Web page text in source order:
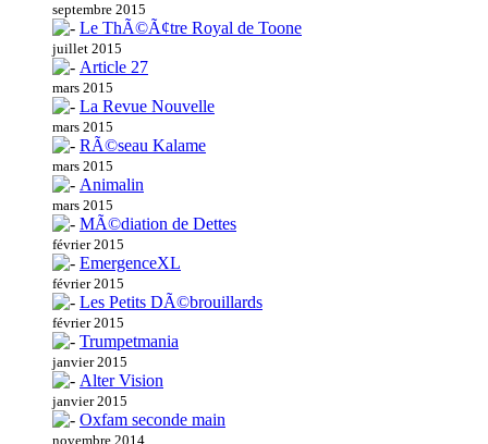
septembre 2015
Le ThÃ©Ã¢tre Royal de Toone
juillet 2015
Article 27
mars 2015
La Revue Nouvelle
mars 2015
RÃ©seau Kalame
mars 2015
Animalin
mars 2015
MÃ©diation de Dettes
février 2015
EmergenceXL
février 2015
Les Petits DÃ©brouillards
février 2015
Trumpetmania
janvier 2015
Alter Vision
janvier 2015
Oxfam seconde main
novembre 2014